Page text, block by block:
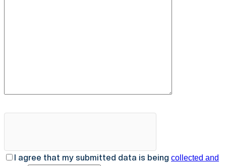
I agree that my submitted data is being collected and